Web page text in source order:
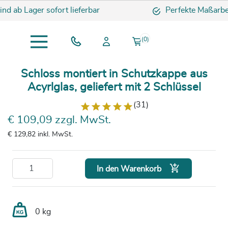
ab Lager sofort lieferbar Perfekte
(0)
Schloss montiert in Schutzkappe aus
Acyrlglas, geliefert mit 2 Schlüssel
(31)
€ 109,09 zzgl. MwSt.
€ 129,82 inkl. MwSt.
In den Warenkorb 
0 kg